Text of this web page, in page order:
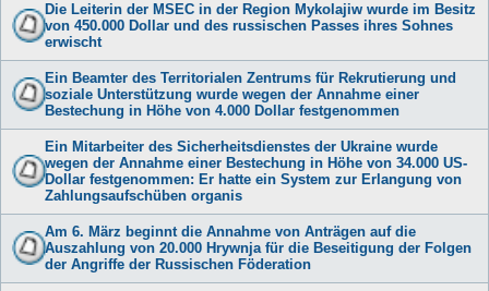
Die Leiterin der MSEC in der Region Mykolajiw wurde im Besitz
von 450.000 Dollar und des russischen Passes ihres Sohnes
erwischt
Ein Beamter des Territorialen Zentrums für Rekrutierung und
soziale Unterstützung wurde wegen der Annahme einer
Bestechung in Höhe von 4.000 Dollar festgenommen
Ein Mitarbeiter des Sicherheitsdienstes der Ukraine wurde
wegen der Annahme einer Bestechung in Höhe von 34.000 US-
Dollar festgenommen: Er hatte ein System zur Erlangung von
Zahlungsaufschüben organis
Am 6. März beginnt die Annahme von Anträgen auf die
Auszahlung von 20.000 Hrywnja für die Beseitigung der Folgen
der Angriffe der Russischen Föderation